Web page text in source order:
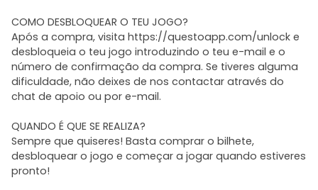
COMO DESBLOQUEAR O TEU JOGO?
Após a compra, visita https://questoapp.com/unlock e
desbloqueia o teu jogo introduzindo o teu e-mail e o
número de confirmação da compra. Se tiveres alguma
dificuldade, não deixes de nos contactar através do
chat de apoio ou por e-mail.
QUANDO É QUE SE REALIZA?
Sempre que quiseres! Basta comprar o bilhete,
desbloquear o jogo e começar a jogar quando estiveres
pronto!